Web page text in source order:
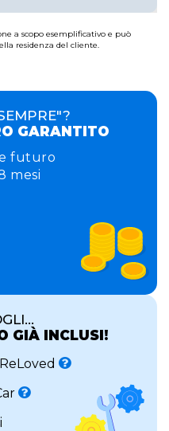
a scopo esemplificativo e può
residenza del cliente.
GARANTITO
futuro
mesi
GIÀ INCLUSI!